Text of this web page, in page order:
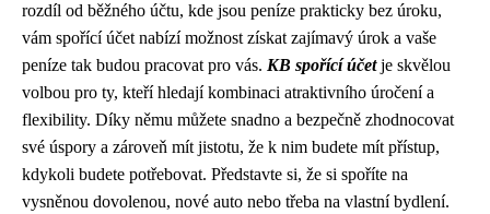
rozdíl od běžného účtu, kde jsou peníze prakticky bez úroku,
vám spořící účet nabízí možnost získat zajímavý úrok a vaše
peníze tak budou pracovat pro vás. KB spořící účetje skvělou
volbou pro ty, kteří hledají kombinaci atraktivního úročení a
flexibility. Díky němu můžete snadno a bezpečně zhodnocovat
své úspory a zároveň mít jistotu, že k nim budete mít přístup,
kdykoli budete potřebovat. Představte si, že si spoříte na
vysněnou dovolenou, nové auto nebo třeba na vlastní bydlení.